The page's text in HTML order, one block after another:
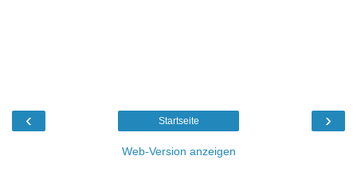
‹ ›
Startseite
Web-Version anzeigen